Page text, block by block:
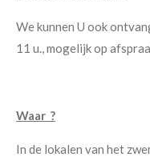
We kunnen U ook
11 u., mogelijk op
Waar ?
In de lokalen van het